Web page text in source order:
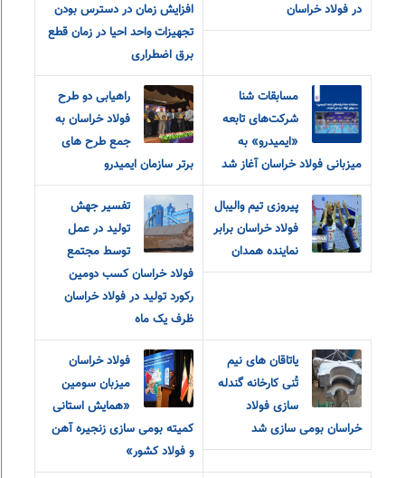
در فولاد خراسان
افزایش زمان در دسترس بودن
تجهیزات واحد احیا در زمان قطع
برق اضطراری
مسابقات شنا
شرکت‌های تابعه
«ایمیدرو» به
میزبانی فولاد خراسان آغاز شد
راهیابی دو طرح
فولاد خراسان به
جمع طرح های
برتر سازمان ایمیدرو
پیروزی تیم والیبال
فولاد خراسان برابر
نماینده همدان
تفسیر جهش
تولید در عمل
توسط مجتمع
فولاد خراسان کسب دومین
رکورد تولید در فولاد خراسان
ظرف یک ماه
یاتاقان های نیم
تُنی کارخانه گندله
سازی فولاد
خراسان بومی سازی شد
فولاد خراسان
میزبان سومین
«همایش استانی
کمیته بومی سازی زنجیره آهن
و فولاد کشور»